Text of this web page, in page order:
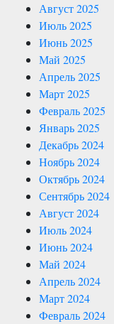
Август 2025
Июль 2025
Июнь 2025
Май 2025
Апрель 2025
Март 2025
Февраль 2025
Январь 2025
Декабрь 2024
Ноябрь 2024
Октябрь 2024
Сентябрь 2024
Август 2024
Июль 2024
Июнь 2024
Май 2024
Апрель 2024
Март 2024
Февраль 2024